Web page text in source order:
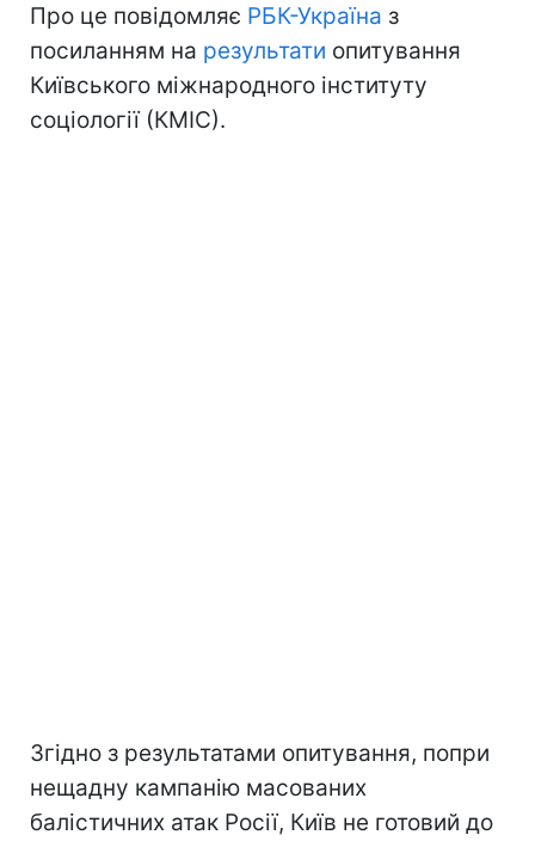
Про це повідомляє РБК-Україна з
посиланням на результати опитування
Київського міжнародного інституту
соціології (КМІС).
Згідно з результатами опитування, попри
нещадну кампанію масованих
балістичних атак Росії, Київ не готовий до